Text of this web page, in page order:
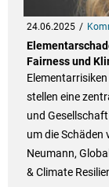
24.06.2025
Fairness und
stellen eine
und
um die
Neumann,
& Climate